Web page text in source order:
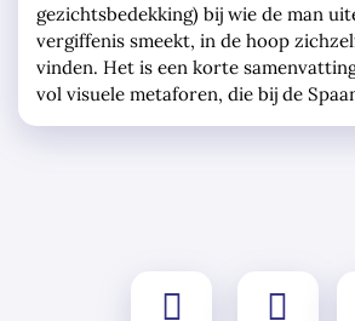
gezichtsbedekking) bij wie de man
vergiffenis smeekt, in de hoop
vinden. Het is een korte
vol visuele metaforen, die bij de